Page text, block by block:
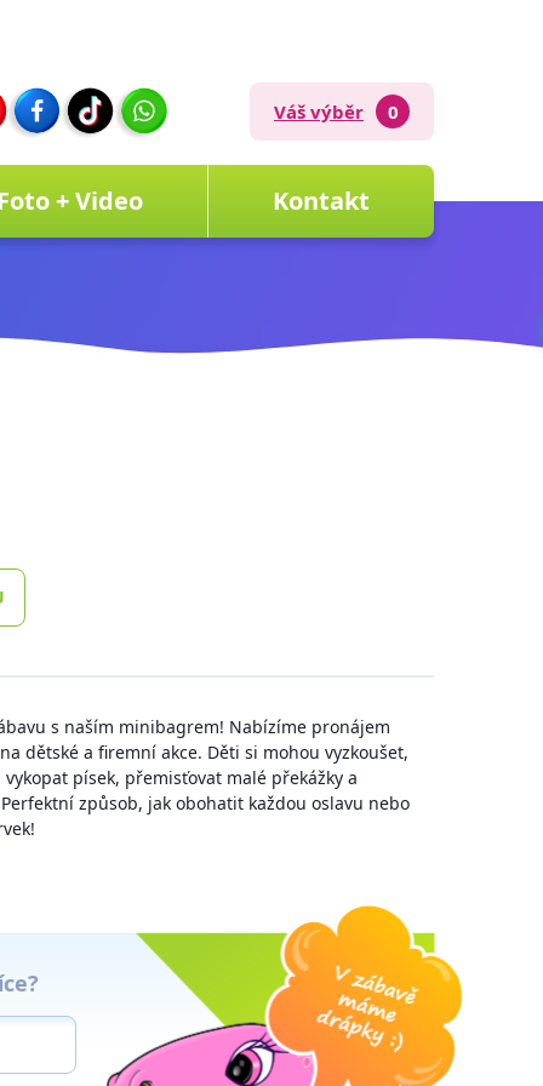
Váš výběr 0
+ Video Kontakt
s naším minibagrem! Nabízíme pronájem
dětské a firemní akce. Děti si mohou vyzkoušet,
písek, přemisťovat malé překážky a
způsob, jak obohatit každou oslavu nebo